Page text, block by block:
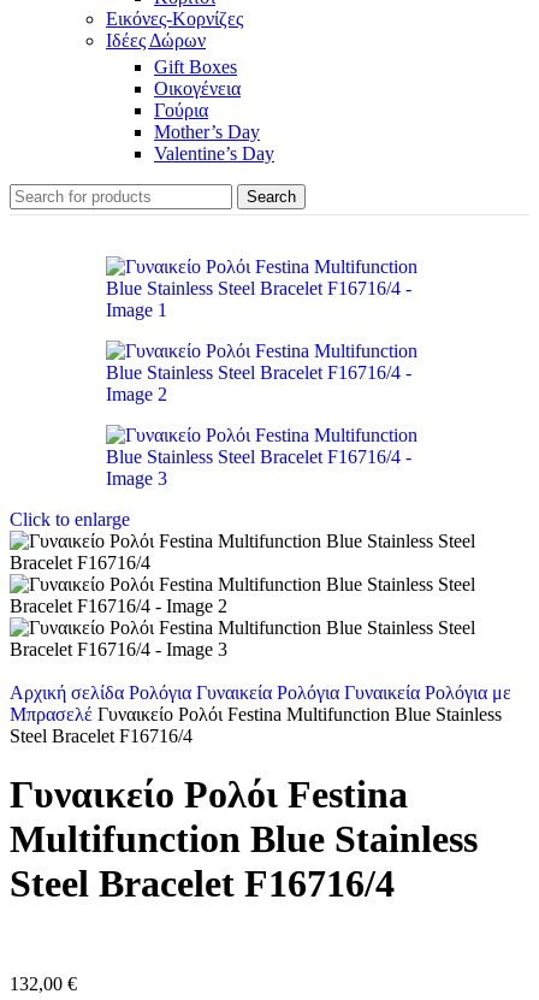
Εικόνες-Κορνίζες
Ιδέες Δώρων
Gift Boxes
Οικογένεια
Γούρια
Mother’s Day
Valentine’s Day
Search
Click to enlarge
Αρχική σελίδα Ρολόγια Γυναικεία Ρολόγια Γυναικεία Ρολόγια με
Μπρασελέ Γυναικείο Ρολόι Festina Multifunction Blue Stainless
Steel Bracelet F16716/4
Γυναικείο Ρολόι Festina
Multifunction Blue Stainless
Steel Bracelet F16716/4
132,00 €